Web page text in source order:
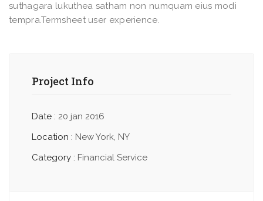
suthagara lukuthea satham non numquam eius modi
tempra.Termsheet user experience.
Project Info
Date : 20 jan 2016
Location : New York, NY
Category : Financial Service